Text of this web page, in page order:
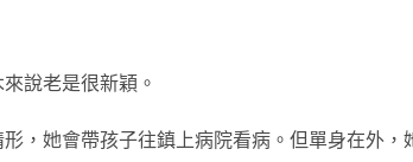
說老是很新穎。
，她會帶孩子往鎮上病院看病。但單身在外，